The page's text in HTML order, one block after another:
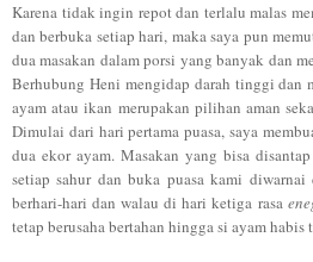
Karena tidak ingin repot dan terlalu malas
dan berbuka setiap hari, maka saya pun
dua masakan dalam porsi yang banyak dan
Berhubung Heni mengidap darah tinggi dan
ayam atau ikan merupakan pilihan aman
Dimulai dari hari pertama puasa, saya
dua ekor ayam. Masakan yang bisa
setiap sahur dan buka puasa kami diwarnai
berhari-hari dan walau di hari ketiga rasa
tetap berusaha bertahan hingga si ayam habis